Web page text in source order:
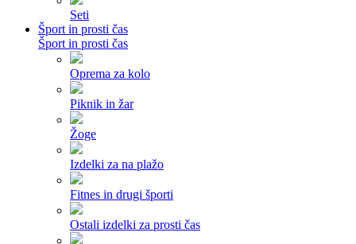
Seti
Šport in prosti čas
Šport in prosti čas
Oprema za kolo
Piknik in žar
Žoge
Izdelki za na plažo
Fitnes in drugi športi
Ostali izdelki za prosti čas